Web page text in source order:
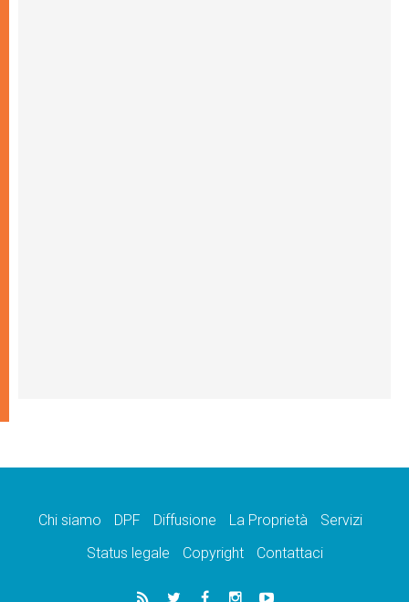
Chi siamo DPF Diffusione La Proprietà
Servizi
Status legale
Copyright Contattaci